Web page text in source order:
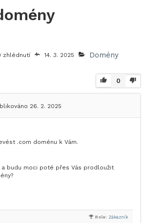
zhlédnutí 14. 3. 2025 Domény
0
26. 2. 2025
.com doménu k Vám.
budu moci poté přes Vás prodloužit
Role: Zákazník